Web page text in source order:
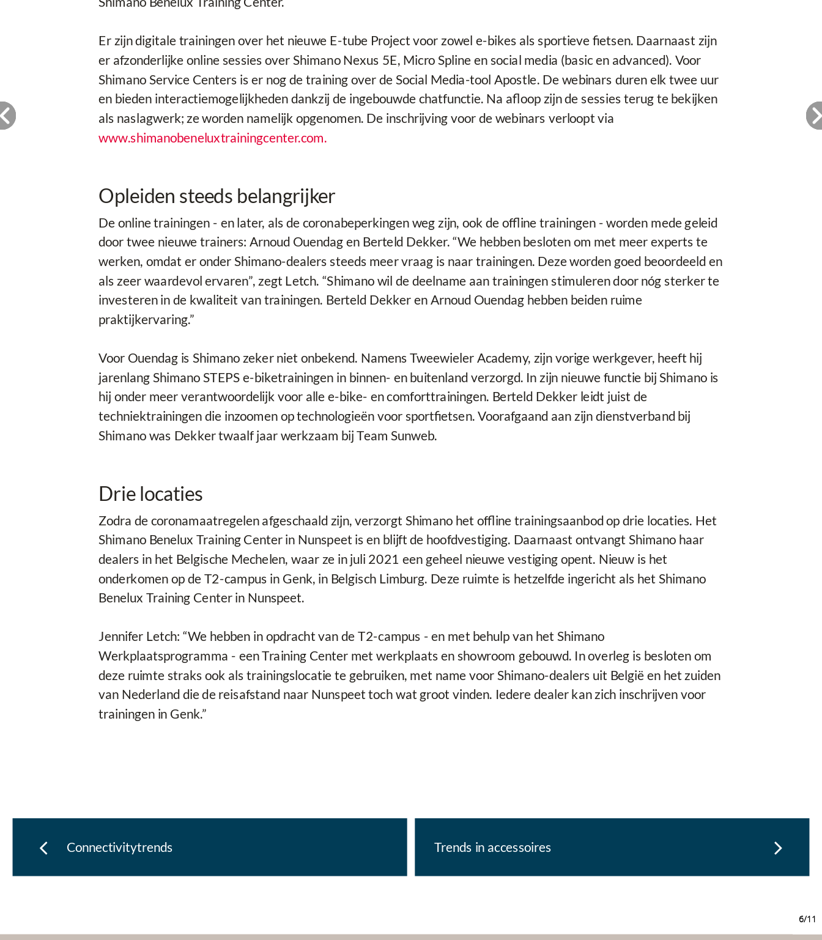
Er zijn digitale trainingen over het nieuwe E-tube Project voor zowel e-bikes als sportieve fietsen. Daarnaast zijn
er afzonderlijke online sessies over Shimano Nexus 5E, Micro Spline en social media (basic en advanced). Voor
Shimano Service Centers is er nog de training over de Social Media-tool Apostle. De webinars duren elk twee uur
en bieden interactiemogelijkheden dankzij de ingebouwde chatfunctie. Na afloop zijn de sessies terug te bekijken
als naslagwerk; ze worden namelijk opgenomen. De inschrijving voor de webinars verloopt via
www.shimanobeneluxtrainingcenter.com.
Opleiden steeds belangrijker
De online trainingen - en later, als de coronabeperkingen weg zijn, ook de offline trainingen - worden mede geleid
door twee nieuwe trainers: Arnoud Ouendag en Berteld Dekker. “We hebben besloten om met meer experts te
werken, omdat er onder Shimano-dealers steeds meer vraag is naar trainingen. Deze worden goed beoordeeld en
als zeer waardevol ervaren”, zegt Letch. “Shimano wil de deelname aan trainingen stimuleren door nóg sterker te
investeren in de kwaliteit van trainingen. Berteld Dekker en Arnoud Ouendag hebben beiden ruime
praktijkervaring.”
Voor Ouendag is Shimano zeker niet onbekend. Namens Tweewieler Academy, zijn vorige werkgever, heeft hij
jarenlang Shimano STEPS e-biketrainingen in binnen- en buitenland verzorgd. In zijn nieuwe functie bij Shimano is
hij onder meer verantwoordelijk voor alle e-bike- en comforttrainingen. Berteld Dekker leidt juist de
techniektrainingen die inzoomen op technologieën voor sportfietsen. Voorafgaand aan zijn dienstverband bij
Shimano was Dekker twaalf jaar werkzaam bij Team Sunweb.
Drie locaties
Zodra de coronamaatregelen afgeschaald zijn, verzorgt Shimano het offline trainingsaanbod op drie locaties. Het
Shimano Benelux Training Center in Nunspeet is en blijft de hoofdvestiging. Daarnaast ontvangt Shimano haar
dealers in het Belgische Mechelen, waar ze in juli 2021 een geheel nieuwe vestiging opent. Nieuw is het
onderkomen op de T2-campus in Genk, in Belgisch Limburg. Deze ruimte is hetzelfde ingericht als het Shimano
Benelux Training Center in Nunspeet.
Jennifer Letch: “We hebben in opdracht van de T2-campus - en met behulp van het Shimano
Werkplaatsprogramma - een Training Center met werkplaats en showroom gebouwd. In overleg is besloten om
deze ruimte straks ook als trainingslocatie te gebruiken, met name voor Shimano-dealers uit België en het zuiden
van Nederland die de reisafstand naar Nunspeet toch wat groot vinden. Iedere dealer kan zich inschrijven voor
trainingen in Genk.”
Connectivitytrends Trends in accessoires
6/11